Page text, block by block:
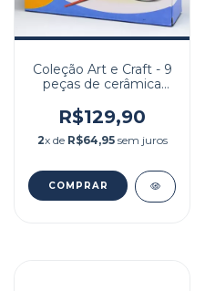
Coleção Art e Craft - 9
peças de cerâmica
R$129,90
2x de R$64,95sem juros